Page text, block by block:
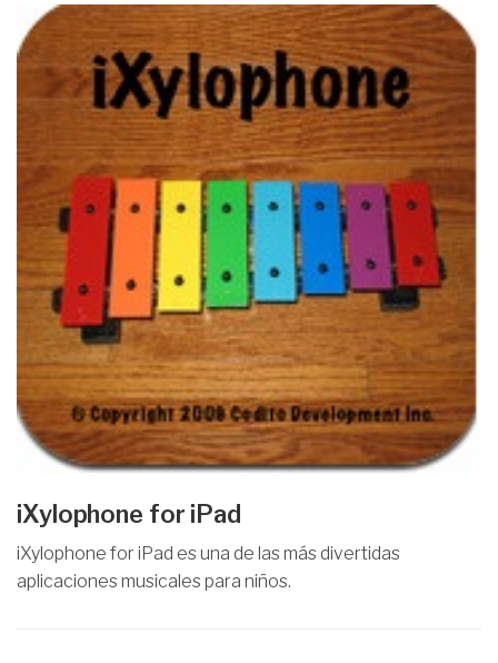
iXylophone for iPad
iXylophone for iPad es una de las más divertidas
aplicaciones musicales para niños.